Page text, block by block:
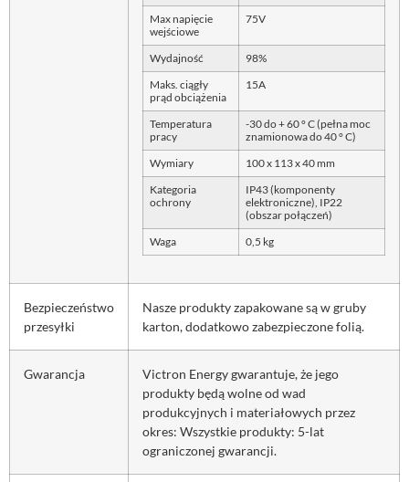
Max napięcie
wejściowe
75V
Wydajność 98%
Maks. ciągły
prąd obciążenia
15A
Temperatura
pracy
-30 do + 60 ° C (pełna moc
znamionowa do 40 ° C)
Wymiary 100 x 113 x 40 mm
Kategoria
ochrony
IP43 (komponenty
elektroniczne), IP22
(obszar połączeń)
Waga 0,5 kg
Bezpieczeństwo
przesyłki
Nasze produkty zapakowane są w gruby
karton, dodatkowo zabezpieczone folią.
Gwarancja
Victron Energy gwarantuje, że jego
produkty będą wolne od wad
produkcyjnych i materiałowych przez
okres: Wszystkie produkty: 5-lat
ograniczonej gwarancji.